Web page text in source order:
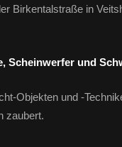
Birkentalstraße in
Scheinwerfer und
Objekten und -
zaubert.